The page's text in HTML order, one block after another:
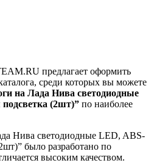
предлагает оформить
среди которых вы можете
на Лада Нива светодиодные
(2шт)” по наиболее
Нива светодиодные LED, ABS-
было разработано по
высоким качеством.